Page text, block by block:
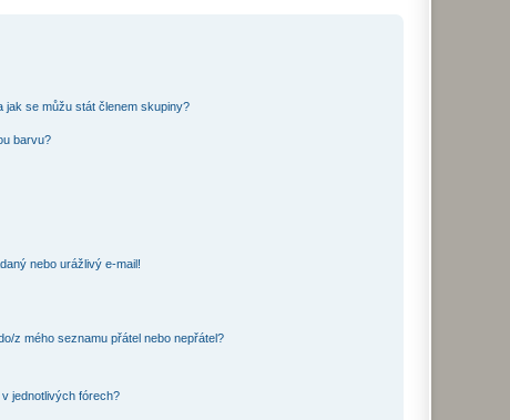
jak se můžu stát členem skupiny?
barvu?
nebo urážlivý e-mail!
z mého seznamu přátel nebo nepřátel?
jednotlivých fórech?